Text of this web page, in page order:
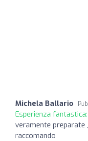
Michela Ballario
Esperienza fantastica:
veramente
raccomando